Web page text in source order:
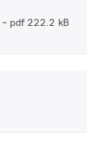
pdf 222.2 kB